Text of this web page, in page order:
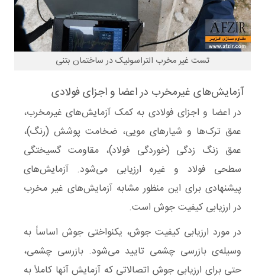
تست غیر مخرب التراسونیک در ساختمان بتنی
آزمایش‌های غیرمخرب در اعضا و اجزای فولادی
در اعضا و اجزای فولادی به کمک آزمایش‌های غیرمخرب،
عمق ترک‌ها و شیارهای مویی، ضخامت پوشش (رنگ)،
عمق زنگ زدگی (خوردگی فولاد)، مقاومت گسیختگی
سطحی فولاد و غیره ارزیابی می‌شود. آزمایش‌های
پیشنهادی برای این منظور مشابه آزمایش‌های غیر مخرب
در ارزیابی کیفیت جوش است.
در مورد ارزیابی کیفیت جوش، یکنواختی جوش اساساً به
وسیله‌ی بازرسی چشمی تایید می‌شود. بازرسی چشمی،
حتی برای ارزیابی جوش اتصالاتی که آزمایش آنها کاملاً به